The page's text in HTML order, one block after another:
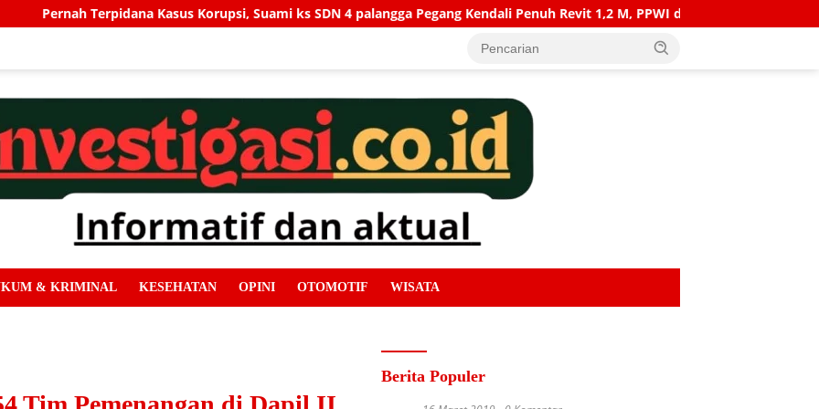
Korupsi, Suami ks SDN 4 palangga Pegang Kendali Penuh Revit 1,2 M, PPWI dan ABR-i Ambil Tindakan Pelaporan
& KRIMINAL KESEHATAN OPINI OTOMOTIF WISATA
Berita Populer